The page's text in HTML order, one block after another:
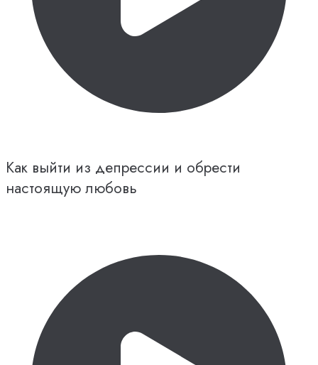
Как выйти из депрессии и обрести
настоящую любовь